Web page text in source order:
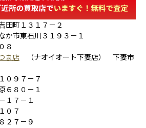
田町１３１７－２
か市東石川３１９３－１
８
ま店 （ナオイオート下妻店） 下妻市
０９７－７
６８０－１
１７－１
０７
２７－９